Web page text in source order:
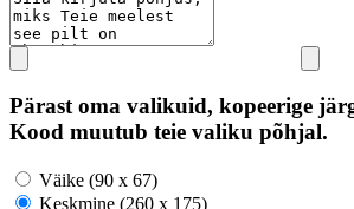
Pärast oma valikuid, kopeerige
Kood muutub teie valiku põhjal.
Väike (90 x 67)
Keskmine (260 x 175)